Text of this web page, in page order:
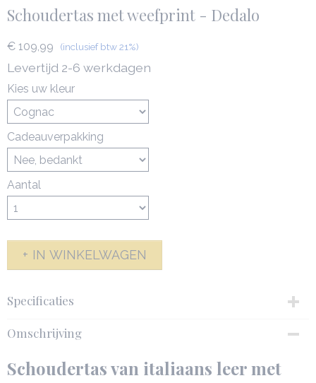
Schoudertas met weefprint - Dedalo
€ 109,99 (inclusief btw 21%)
Levertijd 2-6 werkdagen
Kies uw kleur
Cadeauverpakking
Aantal
IN WINKELWAGEN
Specificaties
Productcode
142577-6764
Schoudertas Dedalo - 142577
Omschrijving
Schoudertas van italiaans leer met